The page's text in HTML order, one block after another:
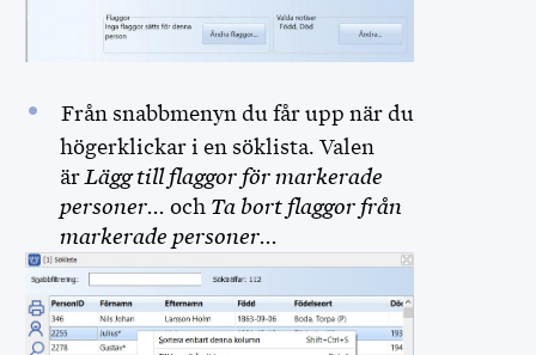
FADDRAR
DIS WEBBPLATS
Från snabbmenyn du får upp när du
högerklickar i en söklista. Valen
ärLägg till flaggor för markerade
personer... och Ta bort flaggor från
markerade personer...